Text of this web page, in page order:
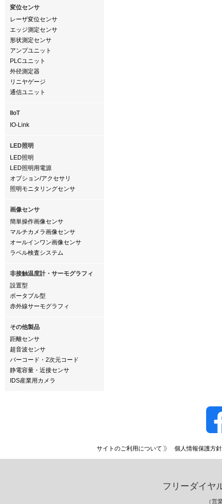
変位センサ
レーザ変位センサ
エッジ測定センサ
形状測定センサ
アンプユニット
PLCユニット
外径測定器
リニヤゲージ
通信ユニット
IIoT
IO-Link
LED照明
LED照明
LED照明用電源
オプション/アクセサリ
照明モニタリングセンサ
画像センサ
簡単操作画像センサ
マルチカメラ画像センサ
オールインワン画像センサ
ラベル検査システム
非接触温度計・サーモグラフィ
設置型
ポータブル型
赤外線サーモグラフィ
その他製品
距離センサ
超音波センサ
バーコード・2次元コード
静電容量・近接センサ
IDS産業用カメラ
サイトのご利用について 個人情報保護方針
フリーダイヤ
（営